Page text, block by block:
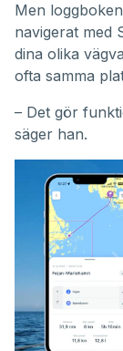
Men
navigerat med
dina olika
ofta samma
– Det gör
säger han.